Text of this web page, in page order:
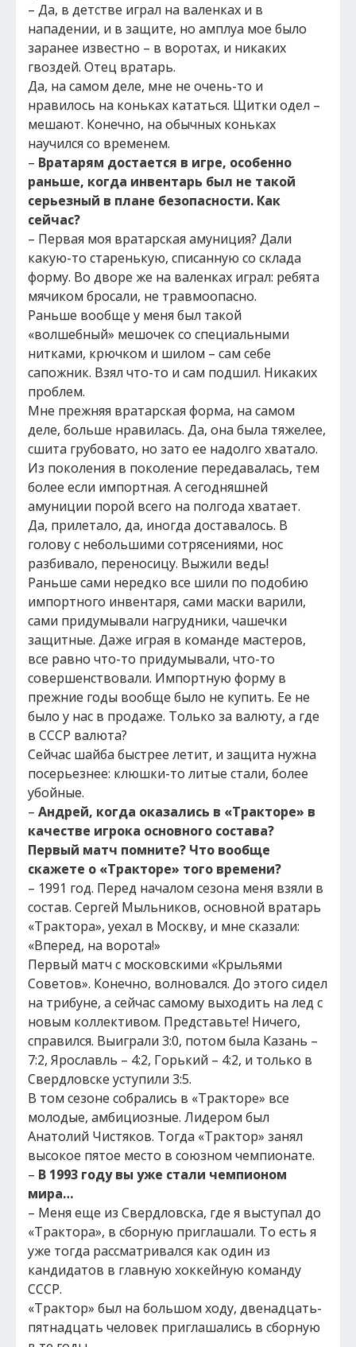
– Да, в детстве играл на валенках и в
нападении, и в защите, но амплуа мое было
заранее известно – в воротах, и никаких
гвоздей. Отец вратарь.
Да, на самом деле, мне не очень-то и
нравилось на коньках кататься. Щитки одел –
мешают. Конечно, на обычных коньках
научился со временем.
– Вратарям достается в игре, особенно
раньше, когда инвентарь был не такой
серьезный в плане безопасности. Как
сейчас?
– Первая моя вратарская амуниция? Дали
какую-то старенькую, списанную со склада
форму. Во дворе же на валенках играл: ребята
мячиком бросали, не травмоопасно.
Раньше вообще у меня был такой
«волшебный» мешочек со специальными
нитками, крючком и шилом – сам себе
сапожник. Взял что-то и сам подшил. Никаких
проблем.
Мне прежняя вратарская форма, на самом
деле, больше нравилась. Да, она была тяжелее,
сшита грубовато, но зато ее надолго хватало.
Из поколения в поколение передавалась, тем
более если импортная. А сегодняшней
амуниции порой всего на полгода хватает.
Да, прилетало, да, иногда доставалось. В
голову с небольшими сотрясениями, нос
разбивало, переносицу. Выжили ведь!
Раньше сами нередко все шили по подобию
импортного инвентаря, сами маски варили,
сами придумывали нагрудники, чашечки
защитные. Даже играя в команде мастеров,
все равно что-то придумывали, что-то
совершенствовали. Импортную форму в
прежние годы вообще было не купить. Ее не
было у нас в продаже. Только за валюту, а где
в СССР валюта?
Сейчас шайба быстрее летит, и защита нужна
посерьезнее: клюшки-то литые стали, более
убойные.
– Андрей, когда оказались в «Тракторе» в
качестве игрока основного состава?
Первый матч помните? Что вообще
скажете о «Тракторе» того времени?
– 1991 год. Перед началом сезона меня взяли в
состав. Сергей Мыльников, основной вратарь
«Трактора», уехал в Москву, и мне сказали:
«Вперед, на ворота!»
Первый матч с московскими «Крыльями
Советов». Конечно, волновался. До этого сидел
на трибуне, а сейчас самому выходить на лед с
новым коллективом. Представьте! Ничего,
справился. Выиграли 3:0, потом была Казань –
7:2, Ярославль – 4:2, Горький – 4:2, и только в
Свердловске уступили 3:5.
В том сезоне собрались в «Тракторе» все
молодые, амбициозные. Лидером был
Анатолий Чистяков. Тогда «Трактор» занял
высокое пятое место в союзном чемпионате.
– В 1993 году вы уже стали чемпионом
мира…
– Меня еще из Свердловска, где я выступал до
«Трактора», в сборную приглашали. То есть я
уже тогда рассматривался как один из
кандидатов в главную хоккейную команду
СССР.
«Трактор» был на большом ходу, двенадцать-
пятнадцать человек приглашались в сборную